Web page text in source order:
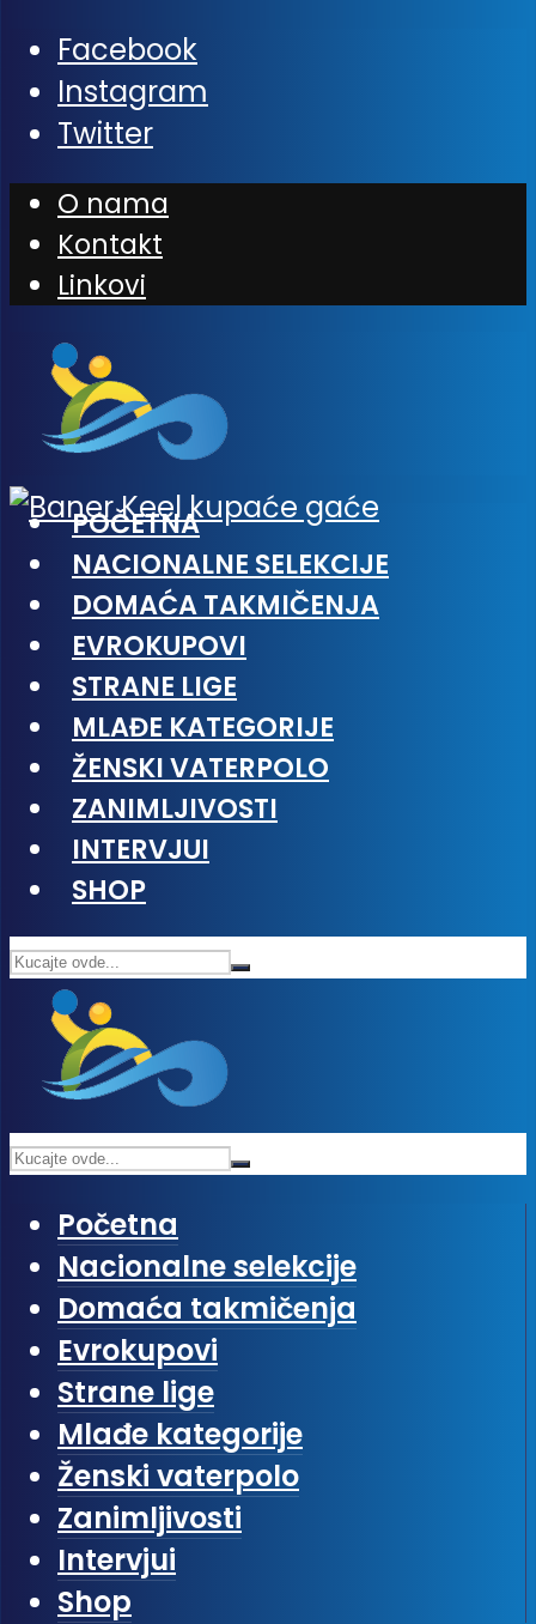
Facebook
Instagram
Twitter
O nama
Kontakt
Linkovi
POČETNA
NACIONALNE SELEKCIJE
DOMAĆA TAKMIČENJA
EVROKUPOVI
STRANE LIGE
MLAĐE KATEGORIJE
ŽENSKI VATERPOLO
ZANIMLJIVOSTI
INTERVJUI
SHOP
Početna
Nacionalne selekcije
Domaća takmičenja
Evrokupovi
Strane lige
Mlađe kategorije
Ženski vaterpolo
Zanimljivosti
Intervjui
Shop